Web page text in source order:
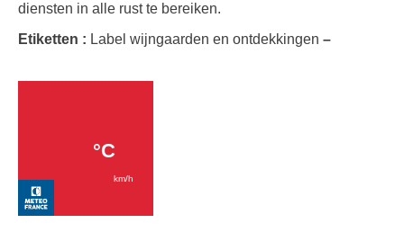
diensten in alle rust te bereiken.
Etiketten : Label wijngaarden en ontdekkingen –